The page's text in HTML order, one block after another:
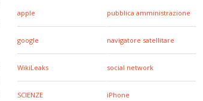
apple pubblica amministrazione
google navigatore satellitare
WikiLeaks social network
SCIENZE iPhone